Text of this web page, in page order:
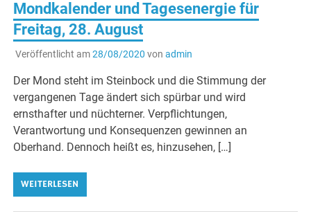
Mondkalender und Tagesenergie für
Freitag, 28. August
Veröffentlicht am28/08/2020 von admin
Der Mond steht im Steinbock und die Stimmung der
vergangenen Tage ändert sich spürbar und wird
ernsthafter und nüchterner. Verpflichtungen,
Verantwortung und Konsequenzen gewinnen an
Oberhand. Dennoch heißt es, hinzusehen, […]
WEITERLESEN